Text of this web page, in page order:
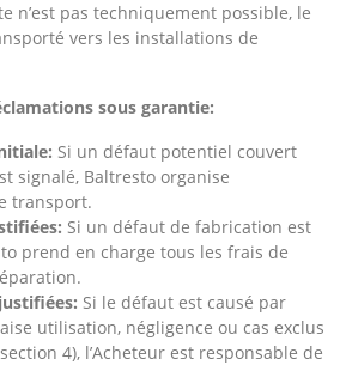
n’est pas techniquement possible, le
vers les installations de
sous garantie:
Si un défaut potentiel couvert
signalé, Baltresto organise
transport.
Si un défaut de fabrication est
prend en charge tous les frais de
Si le défaut est causé par
utilisation, négligence ou cas exclus
4), l’Acheteur est responsable de